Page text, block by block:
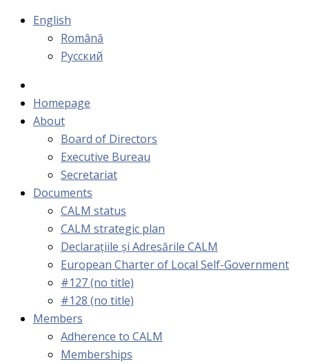
English
Română
Русский
Homepage
About
Board of Directors
Executive Bureau
Secretariat
Documents
CALM status
CALM strategic plan
Declarațiile și Adresările CALM
European Charter of Local Self-Government
#127 (no title)
#128 (no title)
Members
Adherence to CALM
Memberships